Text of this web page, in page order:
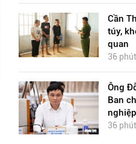
DỊCH VIÊM PHỔI
Cần
túy,
quan
36
Ông
Ban
36